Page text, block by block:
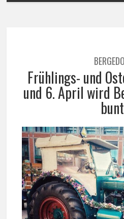
Frühlings- und
und 6. April wird